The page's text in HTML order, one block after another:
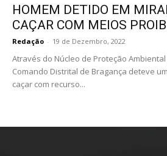
HOMEM DETIDO EM
CAÇAR COM MEIOS
Redação - 19 de Dezembro, 2022
Através do Núcleo de Proteção
Comando Distrital de Bragança deteve
caçar com recurso...